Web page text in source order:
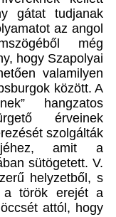
gátat tudjanak
az angol
még
hogy Szapolyai
valamilyen
között. A
hangzatos
érveinek
szolgálták
amit a
sütögetett. V.
helyzetből, s
a török erejét a
attól, hogy